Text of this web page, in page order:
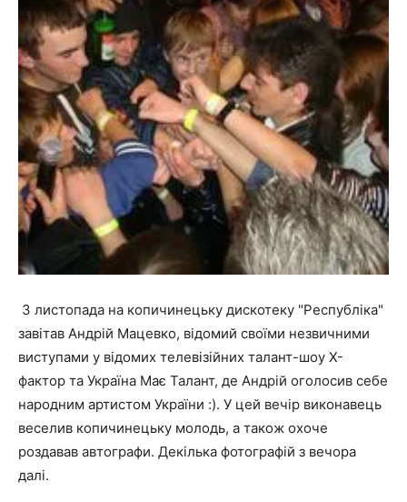
3 листопада на копичинецьку дискотеку "Республіка"
завітав Андрій Мацевко, відомий своїми незвичними
виступами у відомих телевізійних талант-шоу Х-
фактор та Україна Має Талант, де Андрій оголосив себе
народним артистом України :). У цей вечір виконавець
веселив копичинецьку молодь, а також охоче
роздавав автографи. Декілька фотографій з вечора
далі.